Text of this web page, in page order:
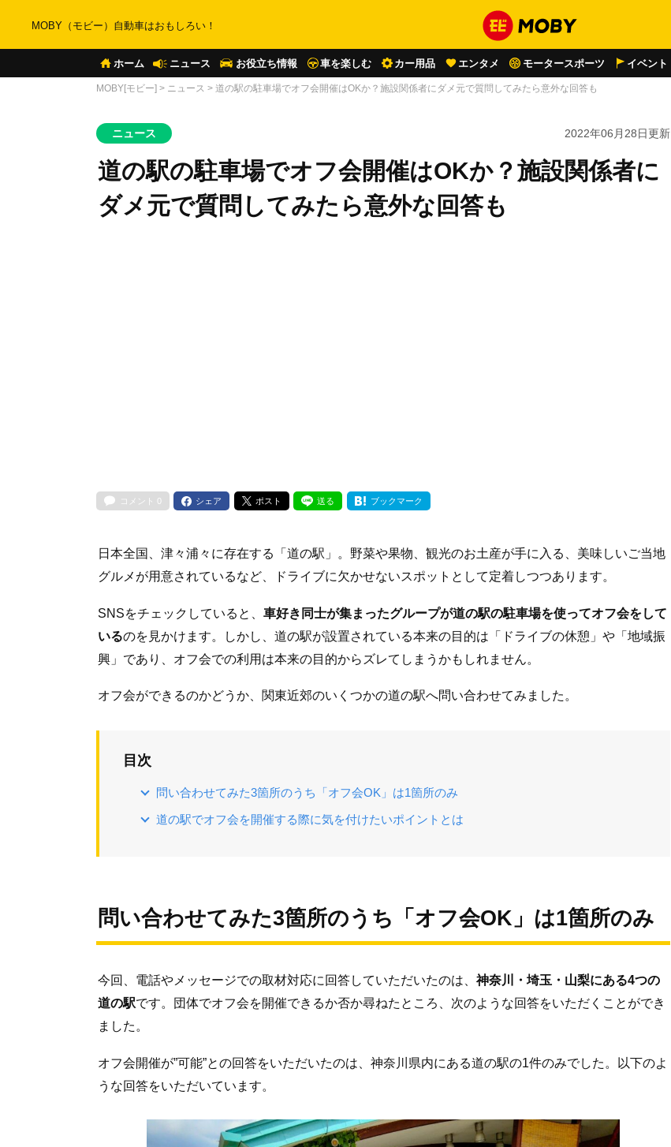
MOBY（モビー）自動車はおもしろい！
ホーム ニュース お役立ち情報 車を楽しむ カー用品 エンタメ モータースポーツ イベント
MOBY[モビー] > ニュース > 道の駅の駐車場でオフ会開催はOKか？施設関係者にダメ元で質問してみたら意外な回答も
ニュース 2022年06月28日更新
道の駅の駐車場でオフ会開催はOKか？施設関係者に
ダメ元で質問してみたら意外な回答も
コメント 0 シェア ポスト 送る ブックマーク
日本全国、津々浦々に存在する「道の駅」。野菜や果物、観光のお土産が手に入る、美味しいご当地
グルメが用意されているなど、ドライブに欠かせないスポットとして定着しつつあります。
SNSをチェックしていると、 車好き同士が集まったグループが道の駅の駐車場を使ってオフ会をして
いるのを見かけます。しかし、道の駅が設置されている本来の目的は「ドライブの休憩」や「地域振
興」であり、オフ会での利用は本来の目的からズレてしまうかもしれません。
オフ会ができるのかどうか、関東近郊のいくつかの道の駅へ問い合わせてみました。
目次
問い合わせてみた3箇所のうち「オフ会OK」は1箇所のみ
道の駅でオフ会を開催する際に気を付けたいポイントとは
問い合わせてみた3箇所のうち「オフ会OK」は1箇所のみ
今回、電話やメッセージでの取材対応に回答していただいたのは、 神奈川・埼玉・山梨にある4つの
道の駅です。団体でオフ会を開催できるか否か尋ねたところ、次のような回答をいただくことができ
ました。
オフ会開催が”可能”との回答をいただいたのは、神奈川県内にある道の駅の1件のみでした。以下のよ
うな回答をいただいています。